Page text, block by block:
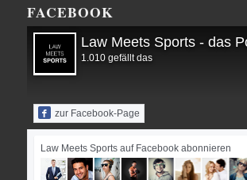
FACEBOOK
Law Meets Sports - das
1.010 gefällt das
zur Facebook-Page
Law Meets Sports auf Facebook abonnieren